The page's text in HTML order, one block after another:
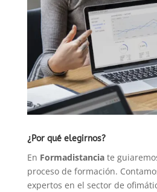
¿Por qué elegirnos?
En Formadistanciate
proceso de formación.
expertos en el sector de